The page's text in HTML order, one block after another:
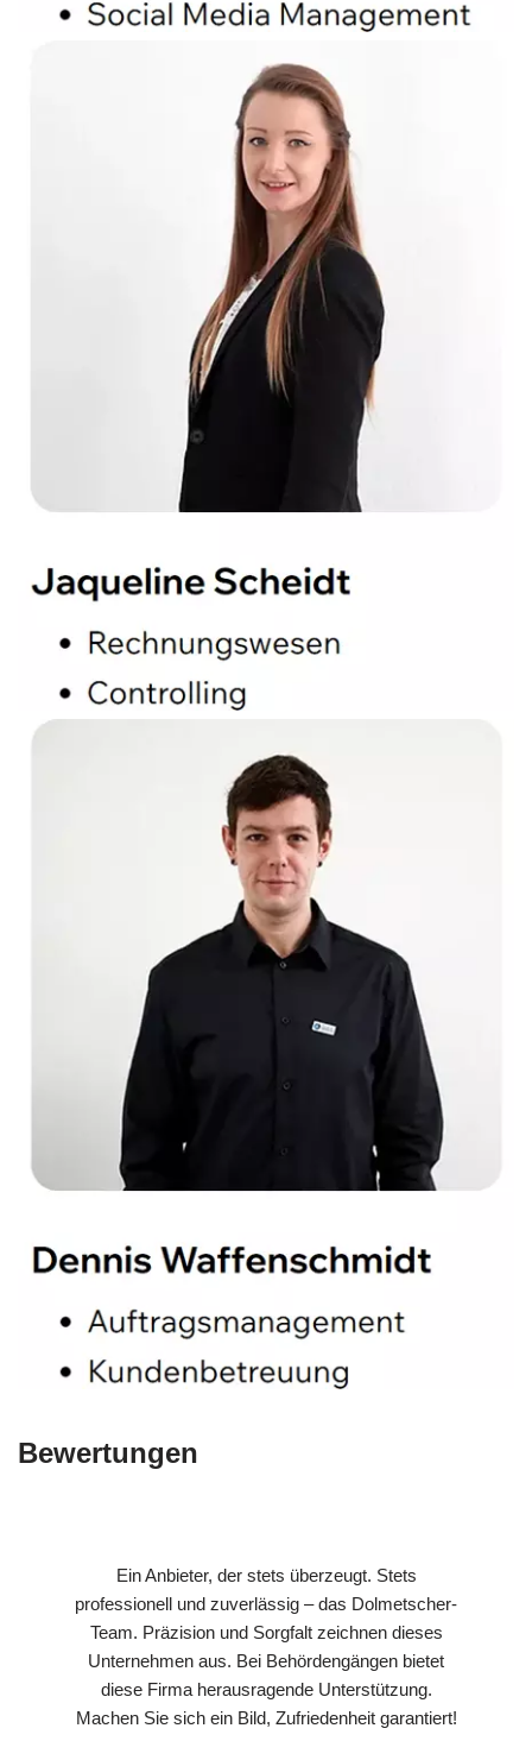
Bewertungen
Ein Anbieter, der stets überzeugt. Stets
professionell und zuverlässig – das Dolmetscher-
Team. Präzision und Sorgfalt zeichnen dieses
Unternehmen aus. Bei Behördengängen bietet
diese Firma herausragende Unterstützung.
Machen Sie sich ein Bild, Zufriedenheit garantiert!